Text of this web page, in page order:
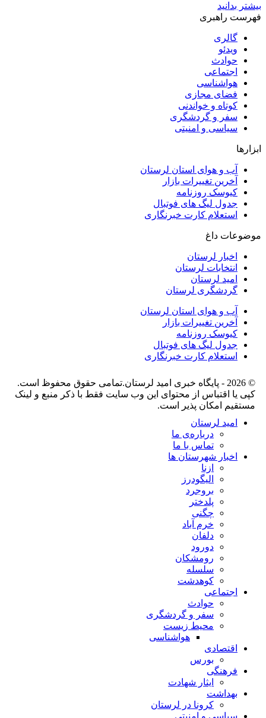
بیشتر بدانید
فهرست راهبری
گالری
ویدئو
حوادث
اجتماعی
هواشناسی
فضای مجازی
کوتاه و خواندنی
سفر و گردشگری
سیاسی و امنیتی
ابزارها
آب و هوای استان لرستان
آخرین تغییرات بازار
کیوسک روزنامه
جدول لیگ های فوتبال
استعلام کارت خبرنگاری
موضوعات داغ
اخبار لرستان
انتخابات لرستان
امید لرستان
گردشگری لرستان
آب و هوای استان لرستان
آخرین تغییرات بازار
کیوسک روزنامه
جدول لیگ های فوتبال
استعلام کارت خبرنگاری
© 2026 - پایگاه خبری اميد لرستان.تمامی حقوق محفوظ است.
کپی یا اقتباس از محتوای این وب سایت فقط با ذکر منبع و لینک
مستقیم امکان پذیر است.
امید لرستان
درباره‌ی ما
تماس با ما
اخبار شهرستان ها
ازنا
الیگودرز
بروجرد
پلدختر
چگنی
خرم آباد
دلفان
دورود
رومشکان
سلسله
کوهدشت
اجتماعی
حوادث
سفر و گردشگری
محیط زیست
هواشناسی
اقتصادی
بورس
فرهنگی
ایثار شهادت
بهداشت
کرونا در لرستان